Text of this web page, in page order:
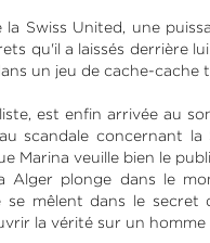
Swiss United, une
qu'il a laissés derrière
un jeu de cache-
est enfin arrivée au
scandale concernant la
Marina veuille bien le
Alger plonge dans le
mêlent dans le secret
la vérité sur un homme